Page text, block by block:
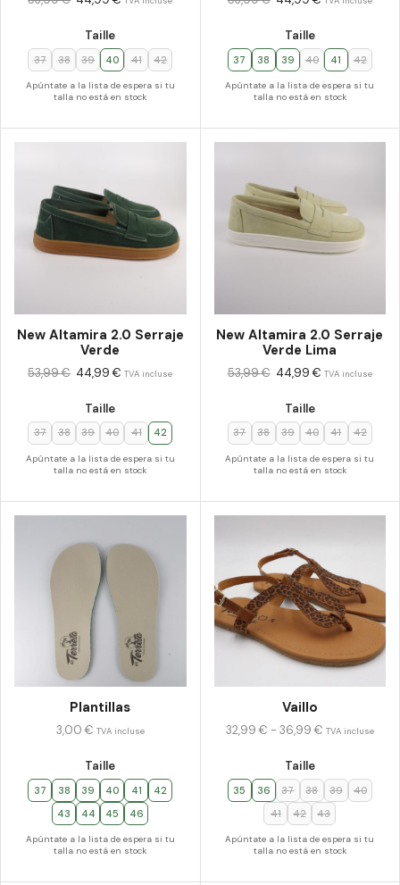
Taille
37 38 39 40 41 42
Apúntate a la lista de espera si tu
talla no está en stock
Taille
37 38 39 40 41 42
Apúntate a la lista de espera si tu
talla no está en stock
New Altamira 2.0 Serraje
Verde
Taille
37 38 39 40 41 42
Apúntate a la lista de espera si tu
talla no está en stock
53,99€ 44,99€ TVA incluse
New Altamira 2.0 Serraje
Verde Lima
Taille
37 38 39 40 41 42
Apúntate a la lista de espera si tu
talla no está en stock
53,99€ 44,99€ TVA incluse
Plantillas
Taille
37 38 39 40 41
42
43
44 45 46
Apúntate a la lista de espera si tu
talla no está en stock
3,00 € TVA incluse
Vaillo
Taille
35 36 37 38 39
40
41
42 43
Apúntate a la lista de espera si tu
talla no está en stock
32,99 € - 36,99 € TVA incluse